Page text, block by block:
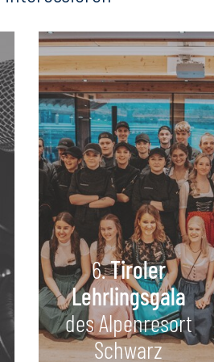
6.Tiroler
Lehrlingsgala
des Alpenresort
Schwarz